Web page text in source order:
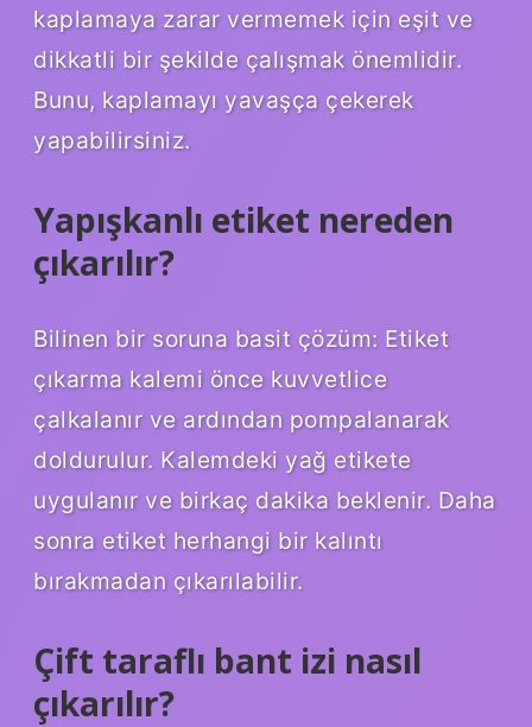
kaplamaya zarar vermemek için eşit ve
dikkatli bir şekilde çalışmak önemlidir.
Bunu, kaplamayı yavaşça çekerek
yapabilirsiniz.
Yapışkanlı etiket nereden
çıkarılır?
Bilinen bir soruna basit çözüm: Etiket
çıkarma kalemi önce kuvvetlice
çalkalanır ve ardından pompalanarak
doldurulur. Kalemdeki yağ etikete
uygulanır ve birkaç dakika beklenir. Daha
sonra etiket herhangi bir kalıntı
bırakmadan çıkarılabilir.
Çift taraflı bant izi nasıl
çıkarılır?